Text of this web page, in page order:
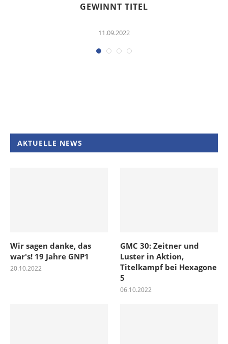
GEWINNT TITEL
11.09.2022
AKTUELLE NEWS
Wir sagen danke, das
war's! 19 Jahre GNP1
20.10.2022
GMC 30: Zeitner und
Luster in Aktion,
Titelkampf bei Hexagone
5
06.10.2022